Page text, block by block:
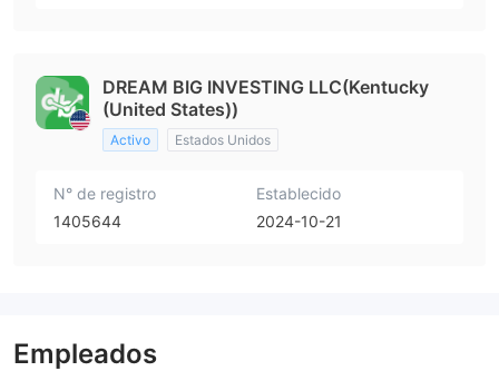
DREAM BIG INVESTING LLC(Kentucky
(United States))
Activo Estados Unidos
N° de registro
1405644
Establecido
2024-10-21
Empleados